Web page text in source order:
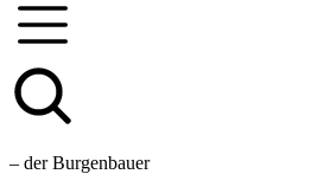
– der Burgenbauer